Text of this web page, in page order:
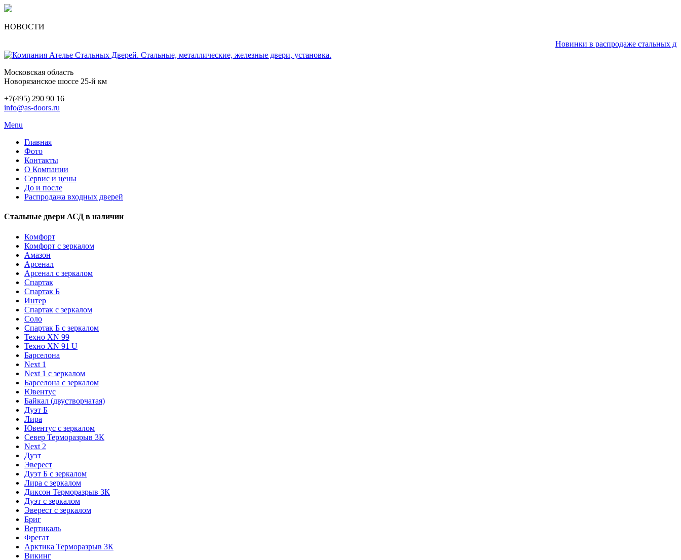
НОВОСТИ
Новинки в распродаже стальных
Московская область
Новорязанское шоссе 25-й км
+7(495) 290 90 16
info@as-doors.ru
Menu
Главная
Фото
Контакты
О Компании
Сервис и цены
До и после
Распродажа входных дверей
Стальные двери АСД в наличии
Комфорт
Комфорт с зеркалом
Амазон
Арсенал
Арсенал с зеркалом
Спартак
Спартак Б
Интер
Спартак с зеркалом
Соло
Спартак Б с зеркалом
Техно XN 99
Техно XN 91 U
Барселона
Next 1
Next 1 с зеркалом
Барселона с зеркалом
Ювентус
Байкал (двустворчатая)
Дуэт Б
Лира
Ювентус с зеркалом
Север Терморазрыв 3К
Next 2
Дуэт
Эверест
Дуэт Б с зеркалом
Лира с зеркалом
Диксон Терморазрыв 3К
Дуэт с зеркалом
Эверест с зеркалом
Бриг
Вертикаль
Фрегат
Арктика Терморазрыв 3К
Викинг